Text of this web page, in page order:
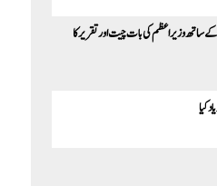
ساتھ وزیر اعظم کی بات چیت اور تقریر کا